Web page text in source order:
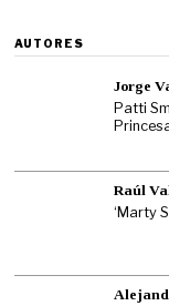
AUTORES
Jorge
Patti
Raúl
‘Marty